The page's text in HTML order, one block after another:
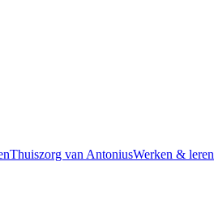
Thuiszorg van AntoniusWerken & leren